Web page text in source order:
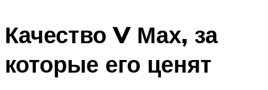
Качество V Мах, за
которые его ценят